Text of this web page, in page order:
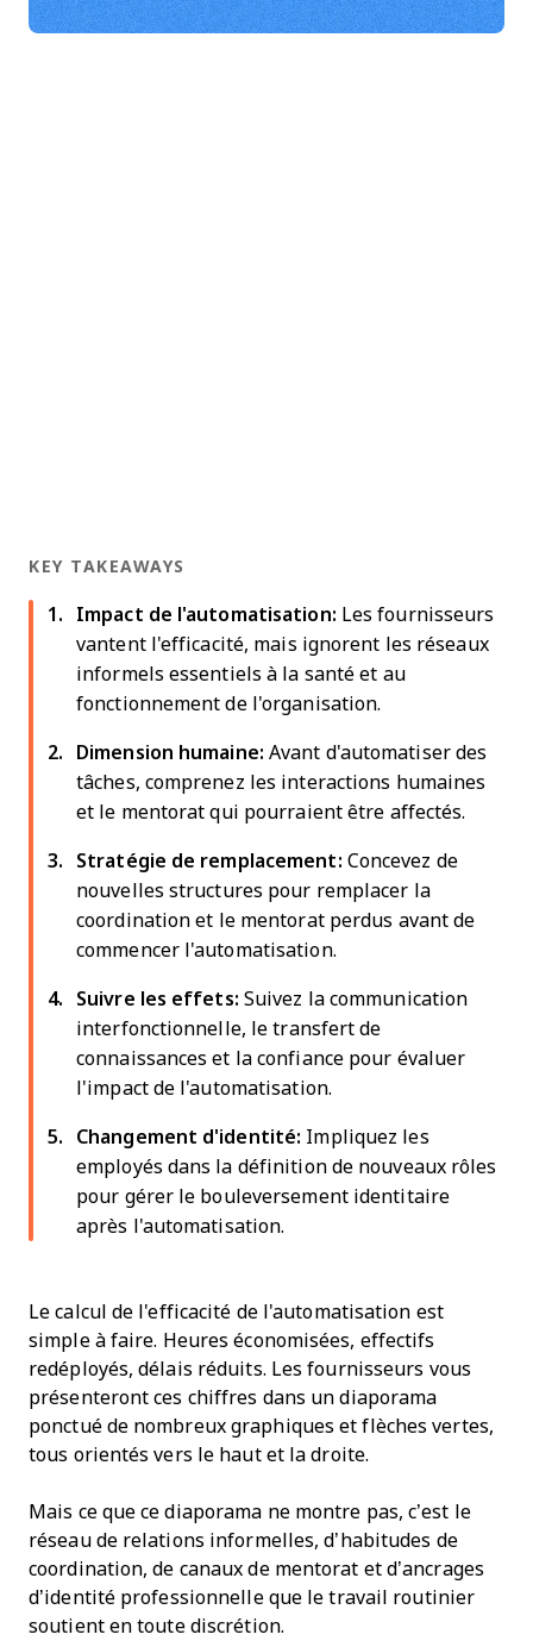
KEY TAKEAWAYS
Impact de l'automatisation: Les fournisseurs
vantent l'efficacité, mais ignorent les réseaux
informels essentiels à la santé et au
fonctionnement de l'organisation.
Dimension humaine: Avant d'automatiser des
tâches, comprenez les interactions humaines
et le mentorat qui pourraient être affectés.
Stratégie de remplacement: Concevez de
nouvelles structures pour remplacer la
coordination et le mentorat perdus avant de
commencer l'automatisation.
Suivre les effets: Suivez la communication
interfonctionnelle, le transfert de
connaissances et la confiance pour évaluer
l'impact de l'automatisation.
Changement d'identité: Impliquez les
employés dans la définition de nouveaux rôles
pour gérer le bouleversement identitaire
après l'automatisation.
Le calcul de l'efficacité de l'automatisation est
simple à faire. Heures économisées, effectifs
redéployés, délais réduits. Les fournisseurs vous
présenteront ces chiffres dans un diaporama
ponctué de nombreux graphiques et flèches vertes,
tous orientés vers le haut et la droite.
Mais ce que ce diaporama ne montre pas, c’est le
réseau de relations informelles, d’habitudes de
coordination, de canaux de mentorat et d’ancrages
d’identité professionnelle que le travail routinier
soutient en toute discrétion.